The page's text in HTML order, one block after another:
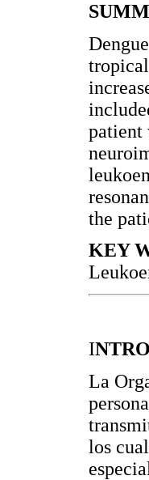
patient
the
KEY
I
La
los